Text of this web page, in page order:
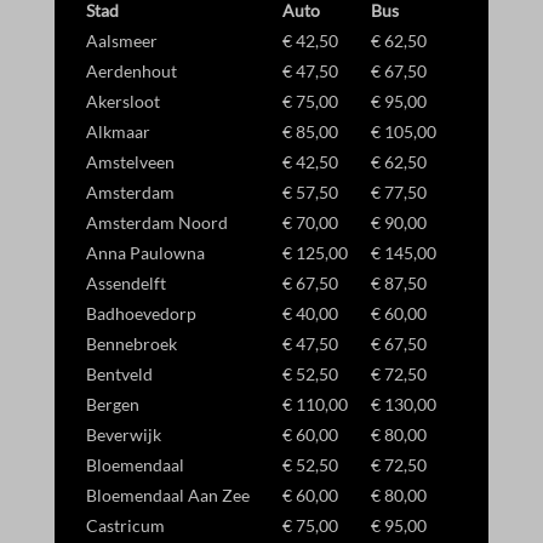
Stad Auto
Bus
Aalsmeer
€ 42,50
€ 62,50
Aerdenhout
€ 47,50
€ 67,50
Akersloot
€ 75,00
€ 95,00
Alkmaar
€ 85,00
€ 105,00
Amstelveen
€ 42,50
€ 62,50
Amsterdam
€ 57,50
€ 77,50
Amsterdam Noord
€ 70,00
€ 90,00
Anna Paulowna
€ 125,00
€ 145,00
Assendelft
€ 67,50
€ 87,50
Badhoevedorp
€ 40,00
€ 60,00
Bennebroek
€ 47,50
€ 67,50
Bentveld
€ 52,50
€ 72,50
Bergen
€ 110,00
€ 130,00
Beverwijk
€ 60,00
€ 80,00
Bloemendaal
€ 52,50
€ 72,50
Bloemendaal Aan Zee
€ 60,00
€ 80,00
Castricum
€ 75,00 € 95,00
gecategoriseerd.
Details weergeven
_gcl_gb
_gcl_gs
ssm_au_c